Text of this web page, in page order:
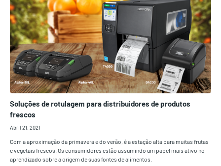
Soluções de rotulagem para distribuidores de produtos
frescos
Abril 21, 2021
Com a aproximação da primavera e do verão, é a estação alta para muitas frutas
e vegetais frescos. Os consumidores estão assumindo um papel mais ativo no
aprendizado sobre a origem de suas fontes de alimentos.